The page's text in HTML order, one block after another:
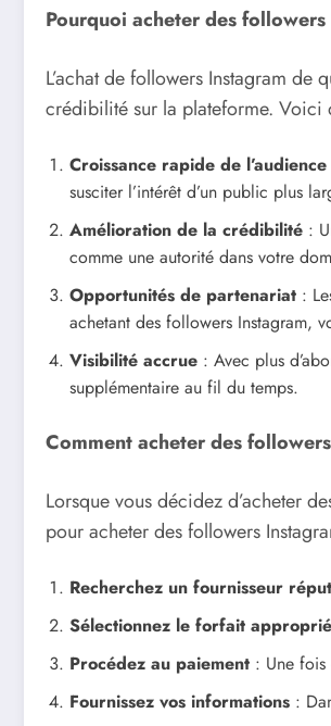
Pourquoi acheter des
L’achat de followers Instagram
crédibilité sur la plateforme. Voici
Croissance rapide de l’audience
susciter l’intérêt d’un public plus
Amélioration de la crédibilité :
comme une autorité dans votre
Opportunités de partenariat :
achetant des followers Instagram,
Visibilité accrue : Avec plus
supplémentaire au fil du temps.
Comment acheter des
Lorsque vous décidez d’acheter
pour acheter des followers
Recherchez un fournisseur
Sélectionnez le forfait approprié
Procédez au paiement : Une fois
Fournissez vos informations :